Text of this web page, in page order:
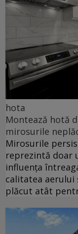
hota
Montează hotă
mirosurile
Mirosurile
reprezintă doar
influența
calitatea aerului
plăcut atât